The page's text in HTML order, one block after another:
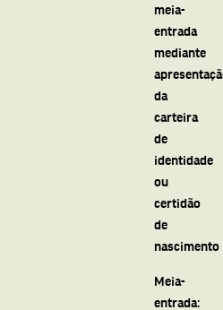
meia-
entrada
mediante
da
carteira
de
identidade
ou
certidão
de
nascimento
Meia-
entrada: